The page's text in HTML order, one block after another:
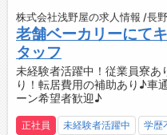
株式会社浅野屋の求人情報 /長
老舗ベーカリーにて
タッフ
未経験者活躍中！従業員寮
り！転居費用の補助あり♪車
ーン希望者歓迎♪
正社員 未経験者活躍中 学歴